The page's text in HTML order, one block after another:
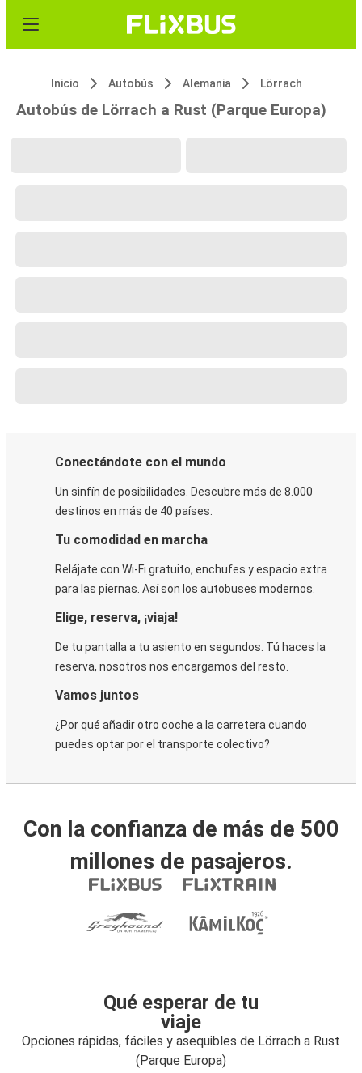
Inicio Autobús Alemania Lörrach
Autobús de Lörrach a Rust (Parque Europa)
Conectándote con el mundo
Un sinfín de posibilidades. Descubre más de 8.000
destinos en más de 40 países.
Tu comodidad en marcha
Relájate con Wi-Fi gratuito, enchufes y espacio extra
para las piernas. Así son los autobuses modernos.
Elige, reserva, ¡viaja!
De tu pantalla a tu asiento en segundos. Tú haces la
reserva, nosotros nos encargamos del resto.
Vamos juntos
¿Por qué añadir otro coche a la carretera cuando
puedes optar por el transporte colectivo?
Con la confianza de más de 500
millones de pasajeros.
Qué esperar de tu
viaje
Opciones rápidas, fáciles y asequibles de Lörrach a Rust
(Parque Europa)